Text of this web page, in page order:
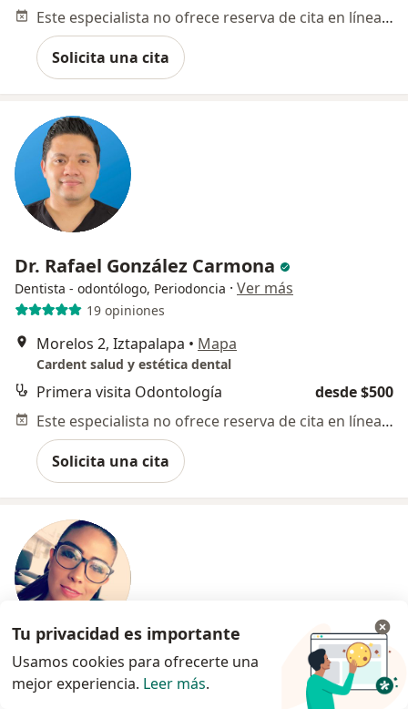
Este especialista no ofrece reserva de cita en línea en esta dirección.
Solicita una cita
Dr. Rafael González Carmona
Dentista - odontólogo, Periodoncia · Ver más
19 opiniones
Morelos 2, Iztapalapa • Mapa
Cardent salud y estética dental
Primera visita Odontología
desde $500
Este especialista no ofrece reserva de cita en línea en esta dirección.
Solicita una cita
Dra. Yazmin Cid de León Ariaza
Dentista - odontóloga·Ver más
Tu privacidad es importante
Usamos cookies para ofrecerte una
mejor experiencia. Leer más.